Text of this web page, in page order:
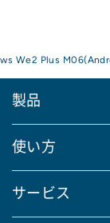
We2 Plus
製品
使い方
サービス